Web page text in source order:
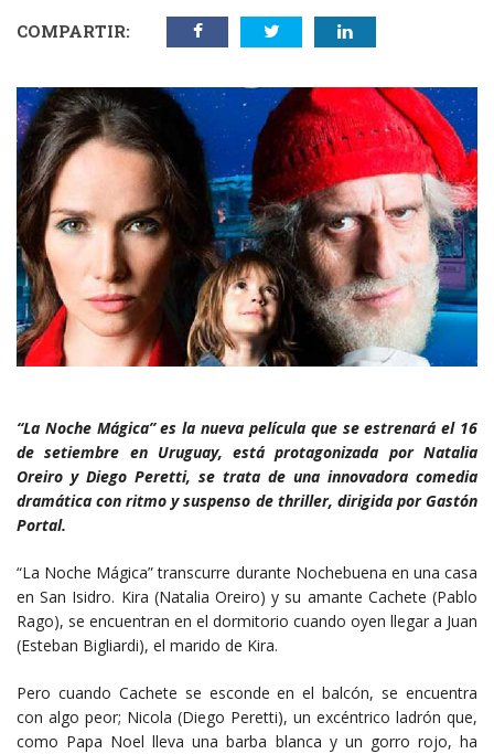
COMPARTIR:
“La Noche Mágica” es la nueva película que se estrenará el 16
de setiembre en Uruguay, está protagonizada por Natalia
Oreiro y Diego Peretti, se trata de una innovadora comedia
dramática con ritmo y suspenso de thriller, dirigida por Gastón
Portal.
“La Noche Mágica” transcurre durante Nochebuena en una casa
en San Isidro. Kira (Natalia Oreiro) y su amante Cachete (Pablo
Rago), se encuentran en el dormitorio cuando oyen llegar a Juan
(Esteban Bigliardi), el marido de Kira.
Pero cuando Cachete se esconde en el balcón, se encuentra
con algo peor; Nicola (Diego Peretti), un excéntrico ladrón que,
como Papa Noel lleva una barba blanca y un gorro rojo, ha